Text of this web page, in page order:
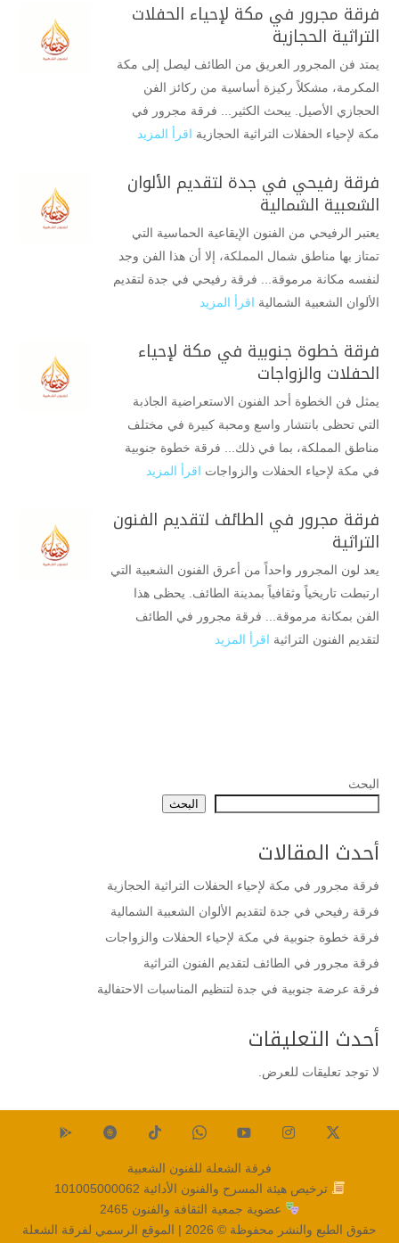
فرقة مجرور في مكة لإحياء الحفلات
التراثية الحجازية
يمتد فن المجرور العريق من الطائف ليصل إلى مكة
المكرمة، مشكلاً ركيزة أساسية من ركائز الفن
الحجازي الأصيل. يبحث الكثير... فرقة مجرور في
مكة لإحياء الحفلات التراثية الحجازية اقرأ المزيد
فرقة رفيحي في جدة لتقديم الألوان
الشعبية الشمالية
يعتبر الرفيحي من الفنون الإيقاعية الحماسية التي
تمتاز بها مناطق شمال المملكة، إلا أن هذا الفن وجد
لنفسه مكانة مرموقة... فرقة رفيحي في جدة لتقديم
الألوان الشعبية الشمالية اقرأ المزيد
فرقة خطوة جنوبية في مكة لإحياء
الحفلات والزواجات
يمثل فن الخطوة أحد الفنون الاستعراضية الجاذبة
التي تحظى بانتشار واسع ومحبة كبيرة في مختلف
مناطق المملكة، بما في ذلك... فرقة خطوة جنوبية
في مكة لإحياء الحفلات والزواجات اقرأ المزيد
فرقة مجرور في الطائف لتقديم الفنون
التراثية
يعد لون المجرور واحداً من أعرق الفنون الشعبية التي
ارتبطت تاريخياً وثقافياً بمدينة الطائف. يحظى هذا
الفن بمكانة مرموقة... فرقة مجرور في الطائف
لتقديم الفنون التراثية اقرأ المزيد
البحث
البحث
أحدث المقالات
فرقة مجرور في مكة لإحياء الحفلات التراثية الحجازية
فرقة رفيحي في جدة لتقديم الألوان الشعبية الشمالية
فرقة خطوة جنوبية في مكة لإحياء الحفلات والزواجات
فرقة مجرور في الطائف لتقديم الفنون التراثية
فرقة عرضة جنوبية في جدة لتنظيم المناسبات الاحتفالية
أحدث التعليقات
لا توجد تعليقات للعرض.
فرقة الشعلة للفنون الشعبية
ترخيص هيئة المسرح والفنون الأدائية 101005000062
عضوية جمعية الثقافة والفنون 2465
حقوق الطبع والنشر محفوظة © 2026 |
الموقع الرسمي لفرقة الشعلة